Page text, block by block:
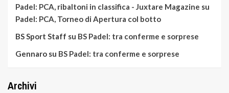
Padel: PCA, ribaltoni in classifica - Juxtare Magazine su
Padel: PCA, Torneo di Apertura col botto
BS Sport Staff su BS Padel: tra conferme e sorprese
Gennaro su BS Padel: tra conferme e sorprese
Archivi